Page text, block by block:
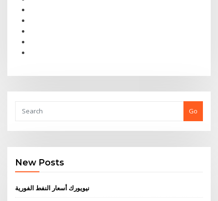
Go
New Posts
نيويورك أسعار النفط الفورية